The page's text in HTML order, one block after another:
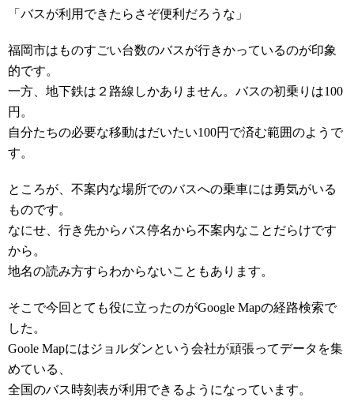
「バスが利用できたらさぞ便利だろうな」
福岡市はものすごい台数のバスが行きかっているのが印象
的です。
一方、地下鉄は２路線しかありません。バスの初乗りは100
円。
自分たちの必要な移動はだいたい100円で済む範囲のようで
す。
ところが、不案内な場所でのバスへの乗車には勇気がいる
ものです。
なにせ、行き先からバス停名から不案内なことだらけです
から。
地名の読み方すらわからないこともあります。
そこで今回とても役に立ったのがGoogle Mapの経路検索で
した。
Goole Mapにはジョルダンという会社が頑張ってデータを集
めている、
全国のバス時刻表が利用できるようになっています。